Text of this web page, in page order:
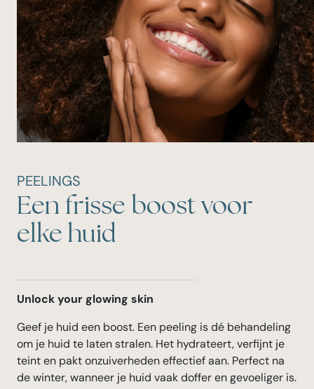
PEELINGS
Een frisse boost voor
elke huid
Unlock your glowing skin
Geef je huid een boost. Een peeling is dé behandeling
om je huid te laten stralen. Het hydrateert, verfijnt je
teint en pakt onzuiverheden effectief aan. Perfect na
de winter, wanneer je huid vaak doffer en gevoeliger is.